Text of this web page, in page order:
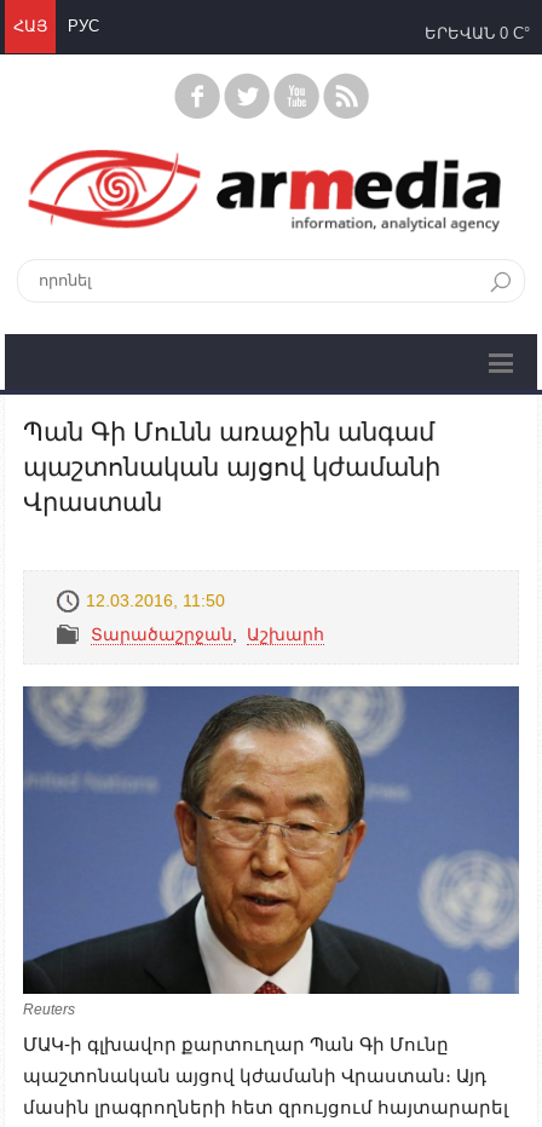
ՀԱՅ РУС ԵՐԵՎԱՆ 0 C°
Պան Գի Մունն առաջին անգամ
պաշտոնական այցով կժամանի
Վրաստան
12.03.2016, 11:50
Տարածաշրջան
Աշխարհ
Reuters
ՄԱԿ-ի գլխավոր քարտուղար Պան Գի Մունը
պաշտոնական այցով կժամանի Վրաստան։ Այդ
մասին լրագրողների հետ զրույցում հայտարարել